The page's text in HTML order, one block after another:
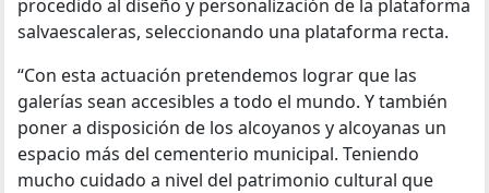
procedido al diseño y personalización de la plataforma
salvaescaleras, seleccionando una plataforma recta.
“Con esta actuación pretendemos lograr que las
galerías sean accesibles a todo el mundo. Y también
poner a disposición de los alcoyanos y alcoyanas un
espacio más del cementerio municipal. Teniendo
mucho cuidado a nivel del patrimonio cultural que